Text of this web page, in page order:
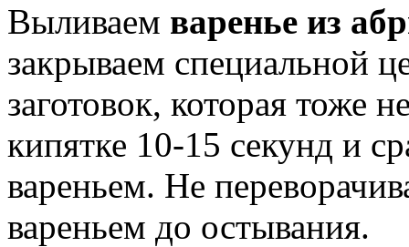
Выливаем варенье из
закрываем специальной
заготовок, которая тоже
кипятке 10-15 секунд и
вареньем. Не
вареньем до остывания.